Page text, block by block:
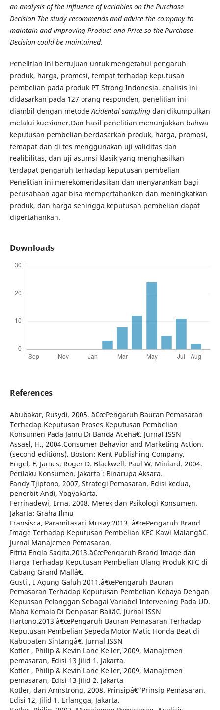
an analysis of the influence of variables on the Purchase
Decision The study recommends and advice the company to
maintain and improving Product and Price so the Purchase
Decision could be maintained.
Penelitian ini bertujuan untuk mengetahui pengaruh
produk, harga, promosi, tempat terhadap keputusan
pembelian pada produk PT Strong Indonesia. analisis ini
didasarkan pada 127 orang responden, penelitian ini
diambil dengan metodeAcidental samplingdan dikumpulkan
melalui kuesioner.Dan hasil penelitian menunjukkan bahwa
keputusan pembelian berdasarkan produk, harga, promosi,
temapat dan di tes menggunakan uji validitas dan
realibilitas, dan uji asumsi klasik yang menghasilkan
terdapat pengaruh terhadap keputusan pembelian
Penelitian ini merekomendasikan dan menyarankan bagi
perusahaan agar bisa mempertahankan dan meningkatkan
produk, dan harga sehingga keputusan pembelian dapat
dipertahankan.
Downloads
References
Abubakar, Rusydi. 2005. â€œPengaruh Bauran Pemasaran
Terhadap Keputusan Proses Keputusan Pembelian
Konsumen Pada Jamu Di Banda Acehâ€. Jurnal ISSN
Assael, H., 2004.Consumer Behavior and Marketing Action.
(second editions). Boston: Kent Publishing Company.
Engel, F. James; Roger D. Blackwell; Paul W. Miniard. 2004.
Perilaku Konsumen. Jakarta : Binarupa Aksara.
Fandy Tjiptono, 2007, Strategi Pemasaran. Edisi kedua,
penerbit Andi, Yogyakarta.
Ferrinadewi, Erna. 2008. Merek dan Psikologi Konsumen.
Jakarta: Graha Ilmu
Fransisca, Paramitasari Musay.2013. â€œPengaruh Brand
Image Terhadap Keputusan Pembelian KFC Kawi Malangâ€.
Jurnal Manajemen Pemasaran.
Fitria Engla Sagita.2013.â€œPengaruh Brand Image dan
Harga Terhadap Keputusan Pembelian Ulang Produk KFC di
Cabang Grand Mallâ€.
Gusti , I Agung Galuh.2011.â€œPengaruh Bauran
Pemasaran Terhadap Keputusan Pembelian Kebaya Dengan
Kepuasan Pelanggan Sebagai Variabel Intervening Pada UD.
Maha Kemala Di Denpasar Baliâ€. Jurnal ISSN
Hartono.2013.â€œPengaruh Bauran Pemasaran Terhadap
Keputusan Pembelian Sepeda Motor Matic Honda Beat di
Kabupaten Sintangâ€. Jurnal ISSN
Kotler , Philip & Kevin Lane Keller, 2009, Manajemen
pemasaran, Edisi 13 Jilid 1. Jakarta.
Kotler , Philip & Kevin Lane Keller, 2009, Manajemen
pemasaran, Edisi 13 Jilid 2. Jakarta
Kotler, dan Armstrong. 2008. Prinsipâ€“Prinsip Pemasaran.
Edisi 12, Jilid 1. Erlangga, Jakarta.